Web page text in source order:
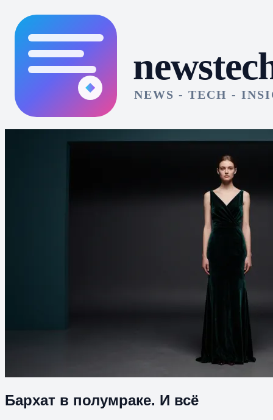
Бархат в полумраке. И всё